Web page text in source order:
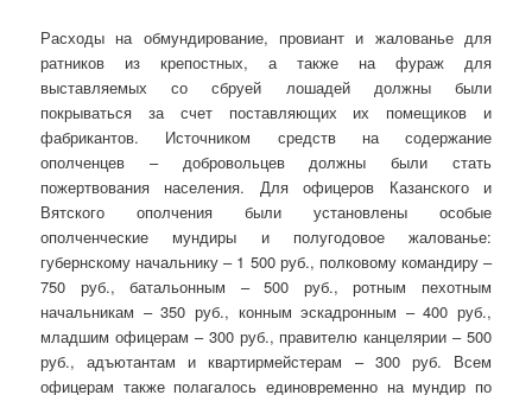
Расходы на обмундирование, провиант и жалованье для
ратников из крепостных, а также на фураж для
выставляемых со сбруей лошадей должны были
покрываться за счет поставляющих их помещиков и
фабрикантов. Источником средств на содержание
ополченцев – добровольцев должны были стать
пожертвования населения. Для офицеров Казанского и
Вятского ополчения были установлены особые
ополченческие мундиры и полугодовое жалованье:
губернскому начальнику – 1 500 руб., полковому командиру –
750 руб., батальонным – 500 руб., ротным пехотным
начальникам – 350 руб., конным эскадронным – 400 руб.,
младшим офицерам – 300 руб., правителю канцелярии – 500
руб., адъютантам и квартирмейстерам – 300 руб. Всем
офицерам также полагалось единовременно на мундир по